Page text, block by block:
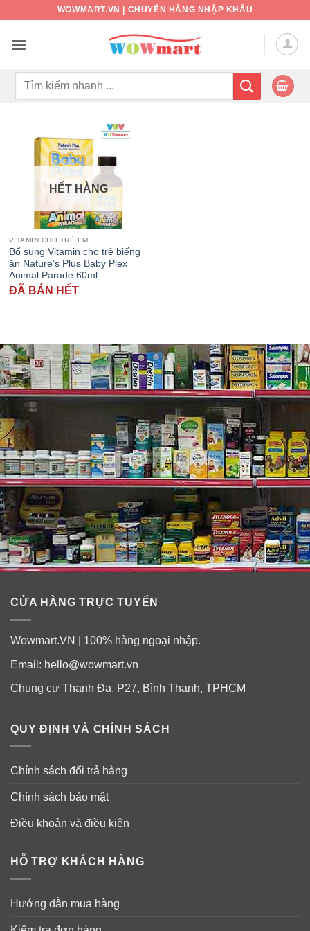
nội
WOWMART.VN | CHUYÊN HÀNG NHẬP KHẨU
Tìm
HẾT HÀNG
VITAMIN CHO TRẺ EM
Bổ sung Vitamin cho trẻ biếng
ăn Nature’s Plus Baby Plex
Animal Parade 60ml
ĐÃ BÁN HẾT
CỬA HÀNG TRỰC TUYẾN
Wowmart.VN | 100% hàng ngoại nhập.
Email: hello@wowmart.vn
Chung cư Thanh Đa, P27, Bình Thạnh, TPHCM
QUY ĐỊNH VÀ CHÍNH SÁCH
Chính sách đổi trả hàng
Chính sách bảo mật
Điều khoản và điều kiện
HỖ TRỢ KHÁCH HÀNG
Hướng dẫn mua hàng